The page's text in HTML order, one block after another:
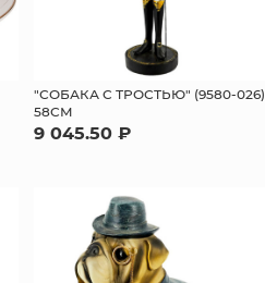
"СОБАКА С ТРОСТЬЮ" (9580-026)
58СМ
9 045.50 ₽